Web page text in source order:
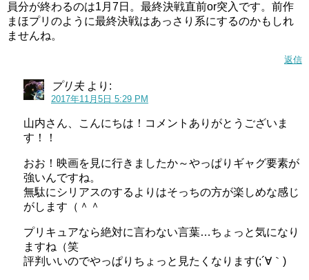
員分が終わるのは1月7日。最終決戦直前or突入です。前作
まほプリのように最終決戦はあっさり系にするのかもしれ
ませんね。
返信
プリ夫 より:
2017年11月5日 5:29 PM
山内さん、こんにちは！コメントありがとうございま
す！！
おお！映画を見に行きましたか～やっぱりギャグ要素が
強いんですね。
無駄にシリアスのするよりはそっちの方が楽しめな感じ
がします（＾＾
プリキュアなら絶対に言わない言葉…ちょっと気になり
ますね（笑
評判いいのでやっぱりちょっと見たくなります(;´∀｀)